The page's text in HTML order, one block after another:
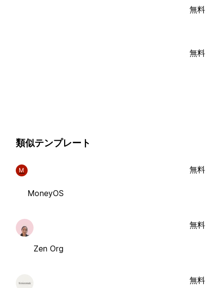
無料
無料
類似テンプレート
M
MoneyOS
無料
Zen Org
無料
無料